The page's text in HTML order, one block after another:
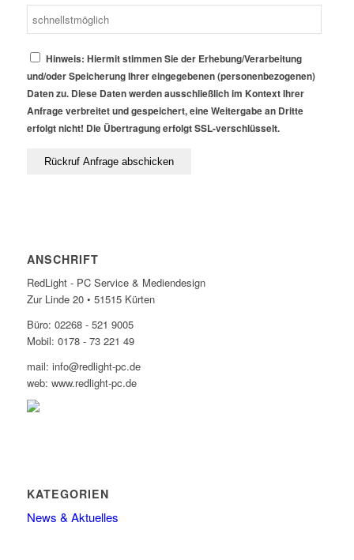
Hinweis: Hiermit stimmen Sie der Erhebung/Verarbeitung
und/oder Speicherung Ihrer eingegebenen (personenbezogenen)
Daten zu. Diese Daten werden ausschließlich im Kontext Ihrer
Anfrage verbreitet und gespeichert, eine Weitergabe an Dritte
erfolgt nicht! Die Übertragung erfolgt SSL-verschlüsselt.
ANSCHRIFT
RedLight - PC Service & Mediendesign
Zur Linde 20 • 51515 Kürten
Büro: 02268 - 521 9005
Mobil: 0178 - 73 221 49
mail: info@redlight-pc.de
web: www.redlight-pc.de
KATEGORIEN
News & Aktuelles